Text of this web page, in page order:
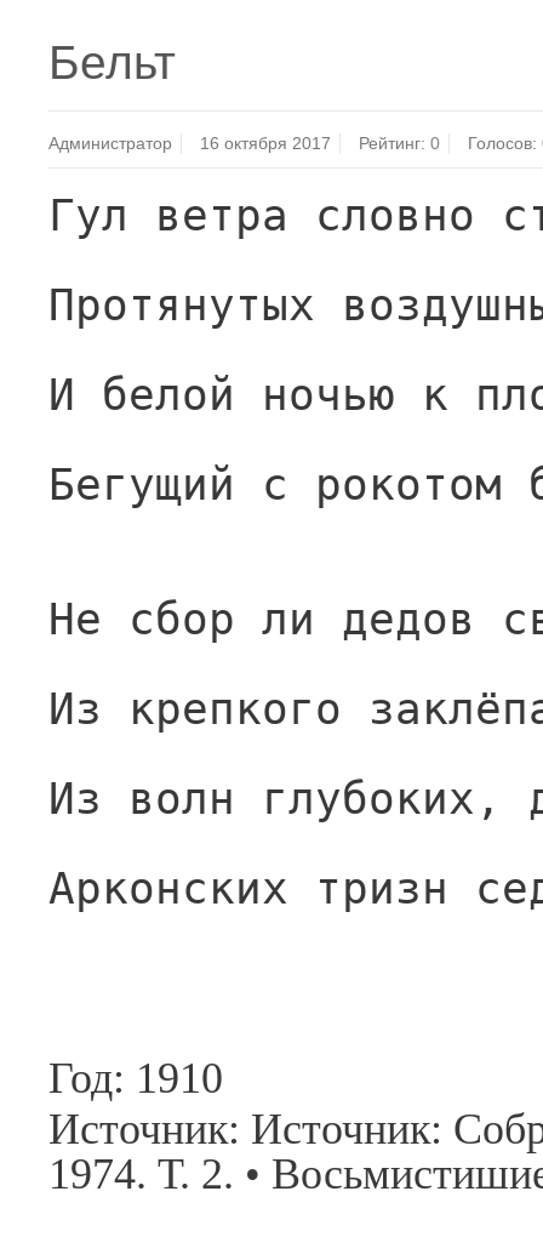
Бельт
Администратор 16 октября 2017 Рейтинг:0 Голосов:
Гул ветра словно
Протянутых
И белой ночью к
Бегущий с рокотом
Не сбор ли дедов
Из крепкого
Из волн глубоких,
Арконских тризн
Год: 1910
Источник: Источник:
1974. Т. 2. •